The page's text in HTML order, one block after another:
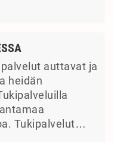
auttavat ja
heidän
Tukipalvelut…